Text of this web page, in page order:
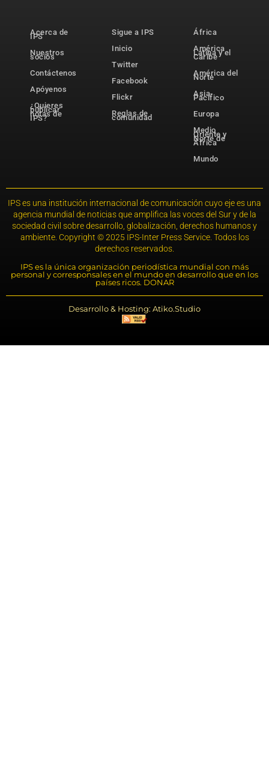
Acerca de
IPS
Nuestros
socios
Contáctenos
Apóyenos
¿Quieres
publicar
notas de
IPS?
Sigue a IPS
Inicio
Twitter
Facebook
Flickr
Reglas de
comunidad
África
América
Latina y el
Caribe
América del
Norte
Asia-
Pacífico
Europa
Medio
Oriente y
Norte de
África
Mundo
IPS es una institución internacional de comunicación cuyo eje es una
agencia mundial de noticias que amplifica las voces del Sur y de la
sociedad civil sobre desarrollo, globalización, derechos humanos y
ambiente. Copyright © 2025 IPS-Inter Press Service. Todos los
derechos reservados.
IPS es la única organización periodística mundial con más
personal y corresponsales en el mundo en desarrollo que en los
países ricos. DONAR
Desarrollo & Hosting: Atiko.Studio